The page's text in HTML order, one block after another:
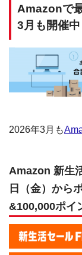
Amazonで
3月も開催中
2026年3月も
Amazon 新生
日（金）から
&100,000ポイ